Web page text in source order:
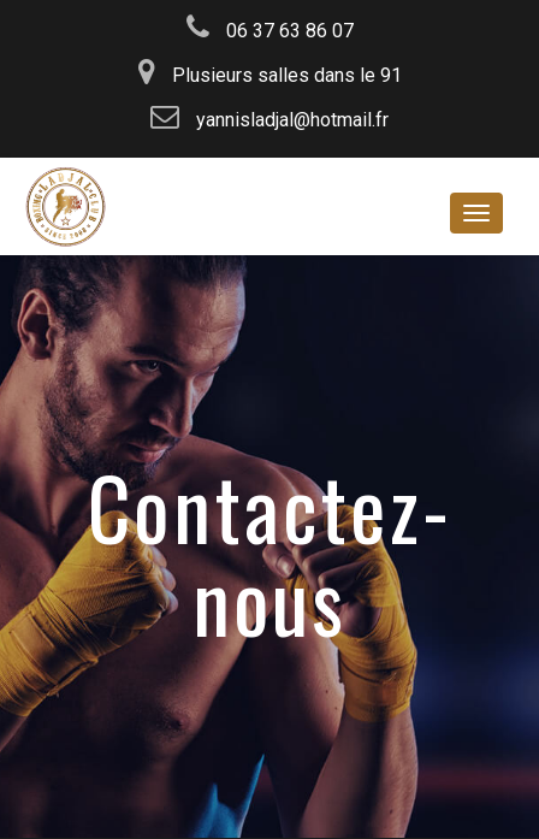
06 37 63 86 07
Plusieurs salles dans le 91
yannisladjal@hotmail.fr
Contactez-
nous